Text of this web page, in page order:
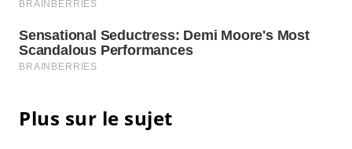
Plus sur le sujet